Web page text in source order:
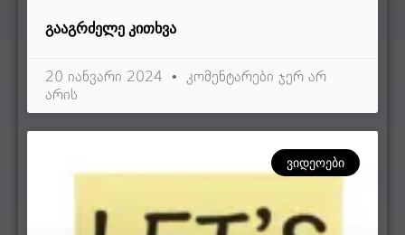
ᲒᲐᲐᲒᲠᲫᲔᲚᲔ ᲙᲘᲗᲮᲕᲐ
20 იანვარი 2024
კომენტარები ჯერ არ
არის
ᲕᲘᲓᲔᲝᲔᲑᲘ